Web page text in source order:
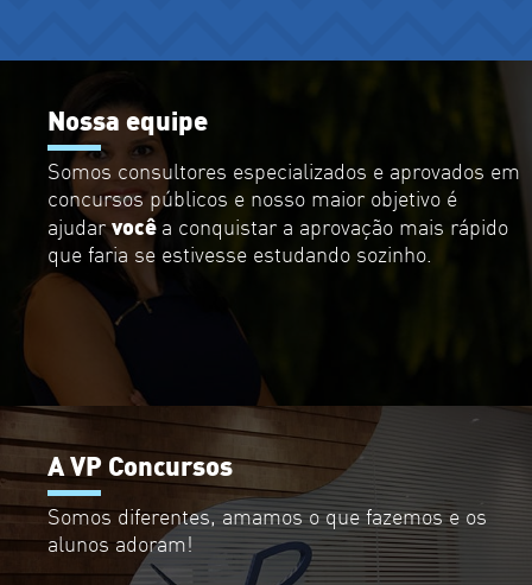
THAISA FELIX
Nossa equipe
Somos consultores especializados e aprovados em
concursos públicos e nosso maior objetivo é
ajudarvocê a conquistar a aprovação mais rápido
que faria se estivesse estudando sozinho.
A VP Concursos
Somos diferentes, amamos o que fazemos e os
alunos adoram!